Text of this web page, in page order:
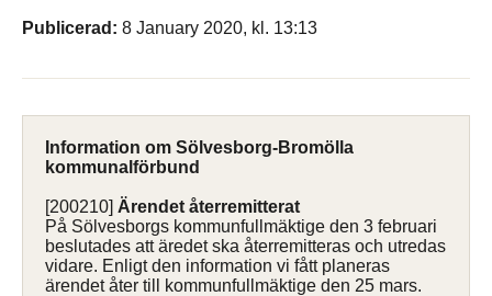
Publicerad: 8 January 2020, kl. 13:13
Information om Sölvesborg-Bromölla
kommunalförbund
[200210] Ärendet återremitterat
På Sölvesborgs kommunfullmäktige den 3 februari
beslutades att äredet ska återremitteras och utredas
vidare. Enligt den information vi fått planeras
ärendet åter till kommunfullmäktige den 25 mars.